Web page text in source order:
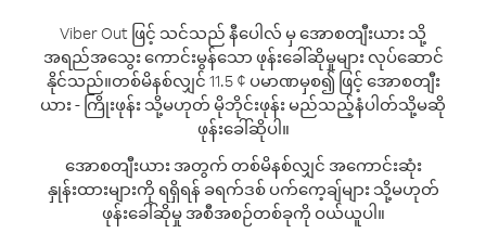
Viber Out ဖြင့် သင်သည် နီပေါလ် မှ အောစတျီးယား သို့
အရည်အသွေး ကောင်းမွန်သော ဖုန်းခေါ်ဆိုမှုများ လုပ်ဆောင်
နိုင်သည်။တစ်မိနစ်လျှင် 11.5 ¢ ပမာဏမှစ၍ ဖြင့် အောစတျီး
ယား - ကြိုးဖုန်း သို့မဟုတ် မိုဘိုင်းဖုန်း မည်သည့်နံပါတ်သို့မဆို
ဖုန်းခေါ်ဆိုပါ။
အောစတျီးယား အတွက် တစ်မိနစ်လျှင် အကောင်းဆုံး
နှုန်းထားများကို ရရှိရန် ခရက်ဒစ် ပက်ကေ့ချ်များ သို့မဟုတ်
ဖုန်းခေါ်ဆိုမှု အစီအစဉ်တစ်ခုကို ဝယ်ယူပါ။